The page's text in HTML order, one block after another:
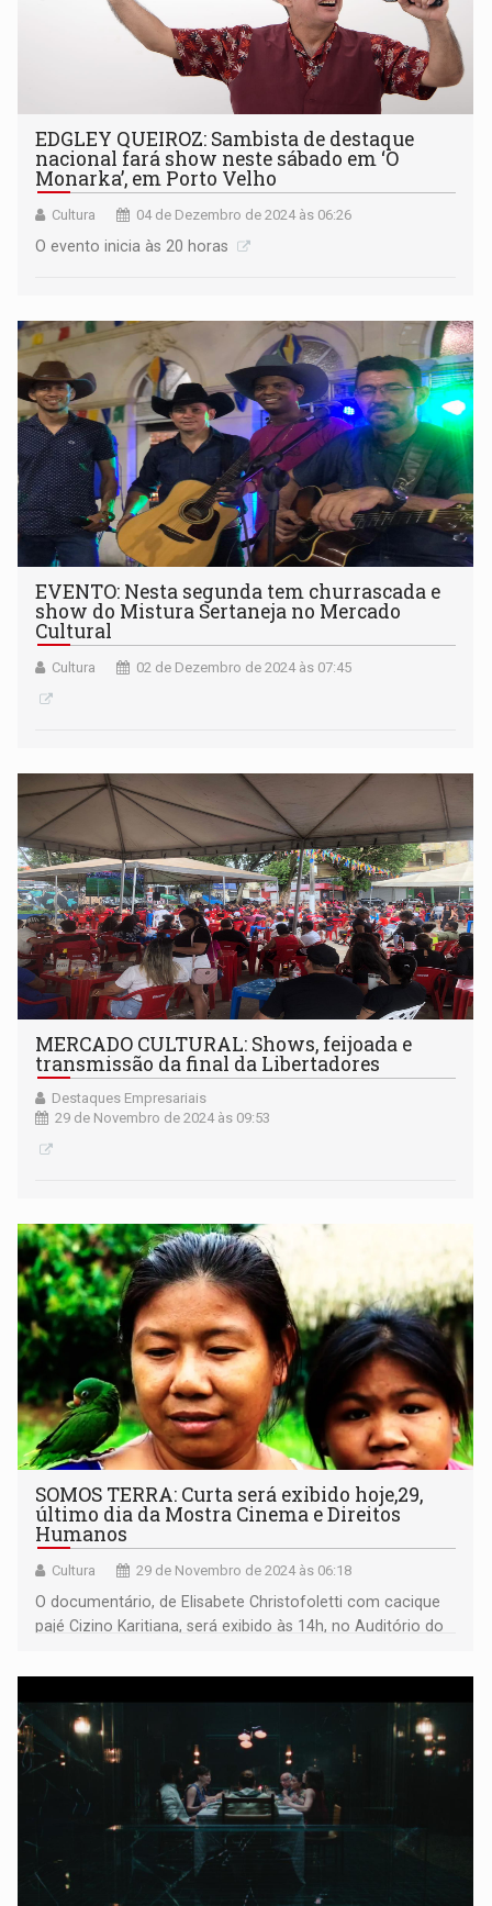
EDGLEY QUEIROZ: Sambista de destaque
nacional fará show neste sábado em ‘O
Monarka’, em Porto Velho
Cultura 04 de Dezembro de 2024 às 06:26
O evento inicia às 20 horas
EVENTO: Nesta segunda tem churrascada e
show do Mistura Sertaneja no Mercado
Cultural
Cultura 02 de Dezembro de 2024 às 07:45
MERCADO CULTURAL: Shows, feijoada e
transmissão da final da Libertadores
Destaques Empresariais
29 de Novembro de 2024 às 09:53
SOMOS TERRA: Curta será exibido hoje,29,
último dia da Mostra Cinema e Direitos
Humanos
Cultura 29 de Novembro de 2024 às 06:18
O documentário, de Elisabete Christofoletti com cacique
pajé Cizino Karitiana, será exibido às 14h, no Auditório do
completa desta sexta.